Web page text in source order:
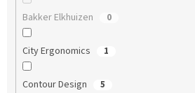
Bakker Elkhuizen 0
City Ergonomics 1
Contour Design 5